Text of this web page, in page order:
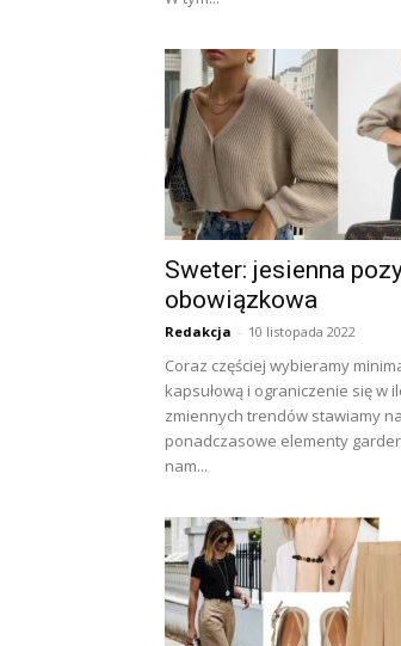
Sweter: jesienna
obowiązkowa
Redakcja - 10 listopada 2022
Coraz częściej wybieramy
kapsułową i ograniczenie się w
zmiennych trendów stawiamy
ponadczasowe elementy
nam...